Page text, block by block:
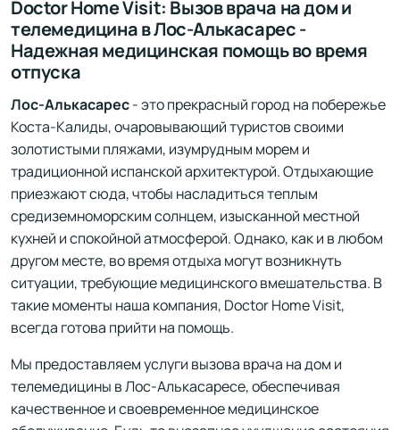
Doctor Home Visit: Вызов врача на дом и
телемедицина в Лос-Алькасарес -
Надежная медицинская помощь во время
отпуска
Лос-Алькасарес- это прекрасный город на побережье
Коста-Калиды, очаровывающий туристов своими
золотистыми пляжами, изумрудным морем и
традиционной испанской архитектурой. Отдыхающие
приезжают сюда, чтобы насладиться теплым
средиземноморским солнцем, изысканной местной
кухней и спокойной атмосферой. Однако, как и в любом
другом месте, во время отдыха могут возникнуть
ситуации, требующие медицинского вмешательства. В
такие моменты наша компания, Doctor Home Visit,
всегда готова прийти на помощь.
Мы предоставляем услуги вызова врача на дом и
телемедицины в Лос-Алькасаресе, обеспечивая
качественное и своевременное медицинское